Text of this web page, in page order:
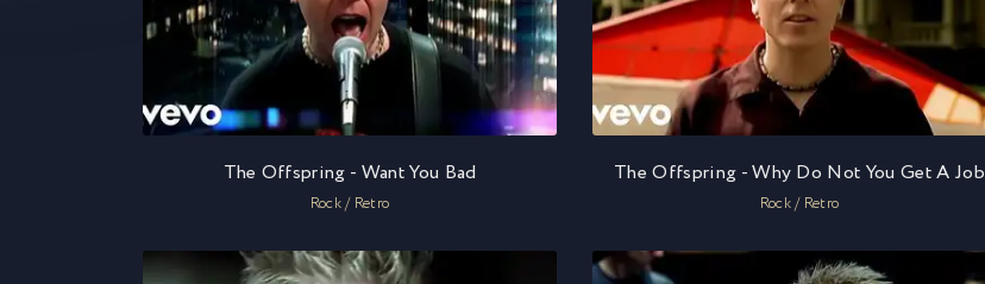
The Offspring - Want You Bad
Rock / Retro
The Offspring - Why Do Not You Get A Job
Rock / Retro